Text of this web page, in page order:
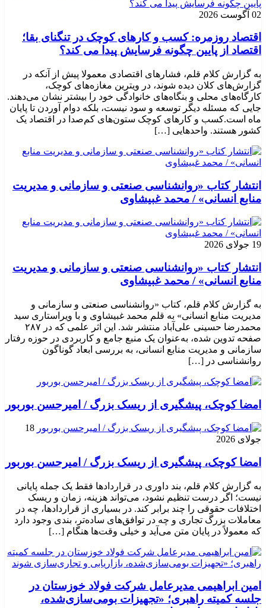
02 آگوست 2026
اقتصاد روزمره: کسب‌ و کارهای کوچک در تنگنای بقا؛
اقتصاد از پایین چگونه فرسایش پیدا می کند؟
به گزارش کلام قلم، فشارهای اقتصادی معمولا پیش از آنکه در
گزارش‌های کلان دیده شوند، در ویترین مغازه‌های کوچک،
کارگاه‌های محلی و بنگاه‌های خانوادگی خود را بیشتر نشان می‌دهند.
جایی که مسئله دیگر توسعه و سود نیست، بلکه دوام آوردن تا پایان
ماه است.کسب‌ و کارهای کوچک ستون‌های کم‌صدا در اقتصاد یک
کشور هستند. واحدهایی […]
انتشار کتاب «روانشناسی صنعتی و سازمانی و مدیریت
منابع انسانی» / محمد غبیشاوی
19 جولای 2026
انتشار کتاب «روانشناسی صنعتی و سازمانی و مدیریت
منابع انسانی» / محمد غبیشاوی
به گزارش کلام قلم، کتاب «روانشناسی صنعتی و سازمانی و
مدیریت منابع انسانی» به قلم محمد غبیشاوی و با ویراستاری سید
محمدرضا حسینی علی‌آباد منتشر شد. این اثر علمی که در ۲۸۷
صفحه تدوین شده، به‌عنوان یک منبع جامع و کاربردی در حوزه رفتار
سازمانی و مدیریت منابع انسانی، به بررسی ابعاد گوناگون
روانشناسی در […]
امضا کوچک، پیشگیری از ریسک بزرگ / امیرحسن بوربور
18
جولای 2026
امضا کوچک، پیشگیری از ریسک بزرگ / امیرحسن بوربور
به گزارش کلام قلم، بند داوری در قراردادها فقط یک جمله پایانی
نیست؛ اگر درست تنظیم نشود، می‌تواند هزینه، زمان و ریسک
اختلافات حقوقی را چند برابر کند. در بسیاری از قراردادها، چه در
معاملات بزرگ تجاری و چه در توافق‌های ساده‌تر، بندی وجود دارد
که معمولاً در پایان متن می‌آید و خیلی وقت‌ها هنگام […]
امین ابراهیمی مدیرعامل شرکت فولاد خوزستان در
جلسه کمیته راهبری؛ «تجهیزات بومی‌سازی‌شده،